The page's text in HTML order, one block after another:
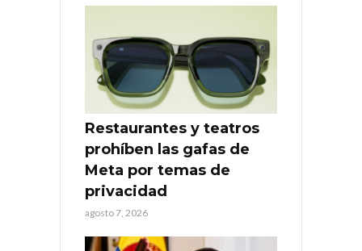
Restaurantes y teatros
prohíben las gafas de
Meta por temas de
privacidad
agosto 7, 2026